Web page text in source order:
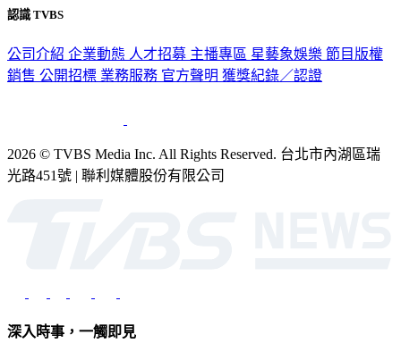
認識 TVBS
公司介紹 企業動態 人才招募 主播專區 星藝象娛樂 節目版權
銷售 公開招標 業務服務 官方聲明 獲獎紀錄／認證
2026 © TVBS Media Inc. All Rights Reserved. 台北市內湖區瑞
光路451號 | 聯利媒體股份有限公司
深入時事，一觸即見